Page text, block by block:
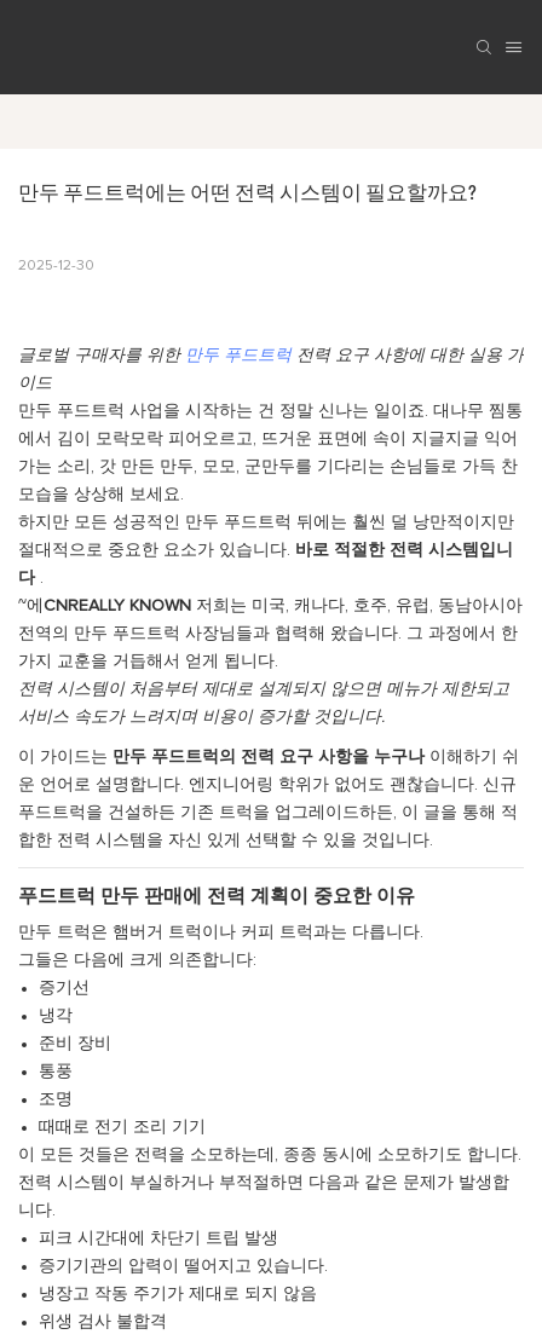
만두 푸드트럭에는 어떤 전력 시스템이 필요할까요?
2025-12-30
글로벌 구매자를 위한 만두 푸드트럭 전력 요구 사항에 대한 실용 가
이드
만두 푸드트럭 사업을 시작하는 건 정말 신나는 일이죠. 대나무 찜통
에서 김이 모락모락 피어오르고, 뜨거운 표면에 속이 지글지글 익어
가는 소리, 갓 만든 만두, 모모, 군만두를 기다리는 손님들로 가득 찬
모습을 상상해 보세요.
하지만 모든 성공적인 만두 푸드트럭 뒤에는 훨씬 덜 낭만적이지만
절대적으로 중요한 요소가 있습니다. 바로 적절한 전력 시스템입니
다.
~에 CNREALLY KNOWN 저희는 미국, 캐나다, 호주, 유럽, 동남아시아
전역의 만두 푸드트럭 사장님들과 협력해 왔습니다. 그 과정에서 한
가지 교훈을 거듭해서 얻게 됩니다.
전력 시스템이 처음부터 제대로 설계되지 않으면 메뉴가 제한되고
서비스 속도가 느려지며 비용이 증가할 것입니다.
이 가이드는 만두 푸드트럭의 전력 요구 사항을 누구나이해하기 쉬
운 언어로 설명합니다. 엔지니어링 학위가 없어도 괜찮습니다. 신규
푸드트럭을 건설하든 기존 트럭을 업그레이드하든, 이 글을 통해 적
합한 전력 시스템을 자신 있게 선택할 수 있을 것입니다.
푸드트럭 만두 판매에 전력 계획이 중요한 이유
만두 트럭은 햄버거 트럭이나 커피 트럭과는 다릅니다.
그들은 다음에 크게 의존합니다:
증기선
냉각
준비 장비
통풍
조명
때때로 전기 조리 기기
이 모든 것들은 전력을 소모하는데, 종종 동시에 소모하기도 합니다.
전력 시스템이 부실하거나 부적절하면 다음과 같은 문제가 발생합
니다.
피크 시간대에 차단기 트립 발생
증기기관의 압력이 떨어지고 있습니다.
냉장고 작동 주기가 제대로 되지 않음
위생 검사 불합격